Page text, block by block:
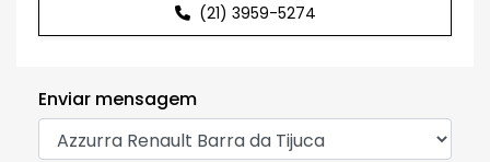
(21) 3959-5274
Enviar mensagem